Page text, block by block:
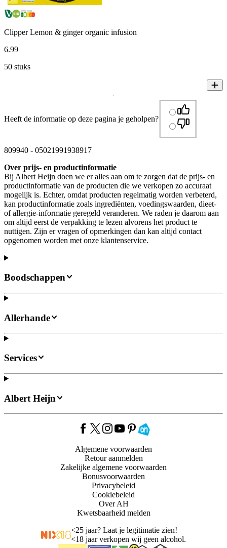
Clipper Lemon & ginger organic infusion
6.99
50 stuks
Heeft de informatie op deze pagina je geholpen?
809940 - 05021991938917
Over prijs- en productinformatie
Bij Albert Heijn doen we er alles aan om te zorgen dat de prijs- en
productinformatie van de producten die we verkopen zo accuraat
mogelijk is. Echter, omdat producten regelmatig worden verbeterd,
kan productinformatie zoals ingrediënten, voedingswaarden, dieet-
of allergie-informatie geregeld veranderen. We raden je daarom aan
om altijd eerst de verpakking te lezen alvorens het product te
nuttigen. Zijn er vragen of opmerkingen dan kan altijd contact
opgenomen worden met onze klantenservice.
Boodschappen
Allerhande
Services
Albert Heijn
Algemene voorwaarden
Retour aanmelden
Zakelijke algemene voorwaarden
Bonusvoorwaarden
Privacybeleid
Cookiebeleid
Over AH
Kwetsbaarheid melden
<25 jaar? Laat je legitimatie zien!
<18 jaar verkopen wij geen alcohol.